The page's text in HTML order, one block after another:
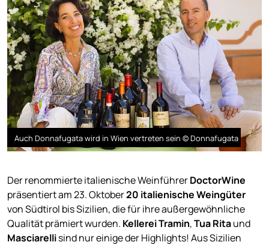
Auch Donnafugata wird in Wien vertreten sein © Donnafugata
Der renommierte italienische WeinführerDoctorWine
präsentiert am 23. Oktober20 italienische Weingüter
von Südtirol bis Sizilien, die für ihre außergewöhnliche
Qualität prämiert wurden. Kellerei Tramin,Tua Ritaund
Masciarellisind nur einige der Highlights! Aus Sizilien